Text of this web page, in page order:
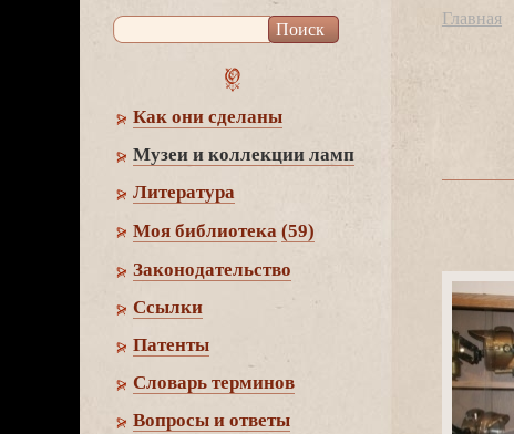
Как они сделаны
Музеи и коллекции ламп
Литература
Моя библиотека (59)
Законодательство
Cсылки
Патенты
Словарь термино
опросы и ответы
Главная